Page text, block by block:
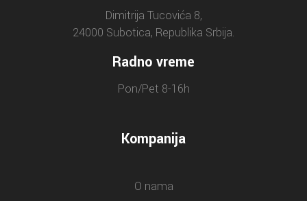
Dimitrija Tucovića 8,
24000 Subotica, Republika Srbija.
Radno vreme
Pon/Pet 8-16h
Kompanija
O nama